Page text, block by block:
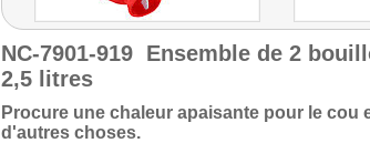
NC-7901-919 Ensemble de 2
2,5 litres
Procure une chaleur apaisante pour le
d'autres choses.